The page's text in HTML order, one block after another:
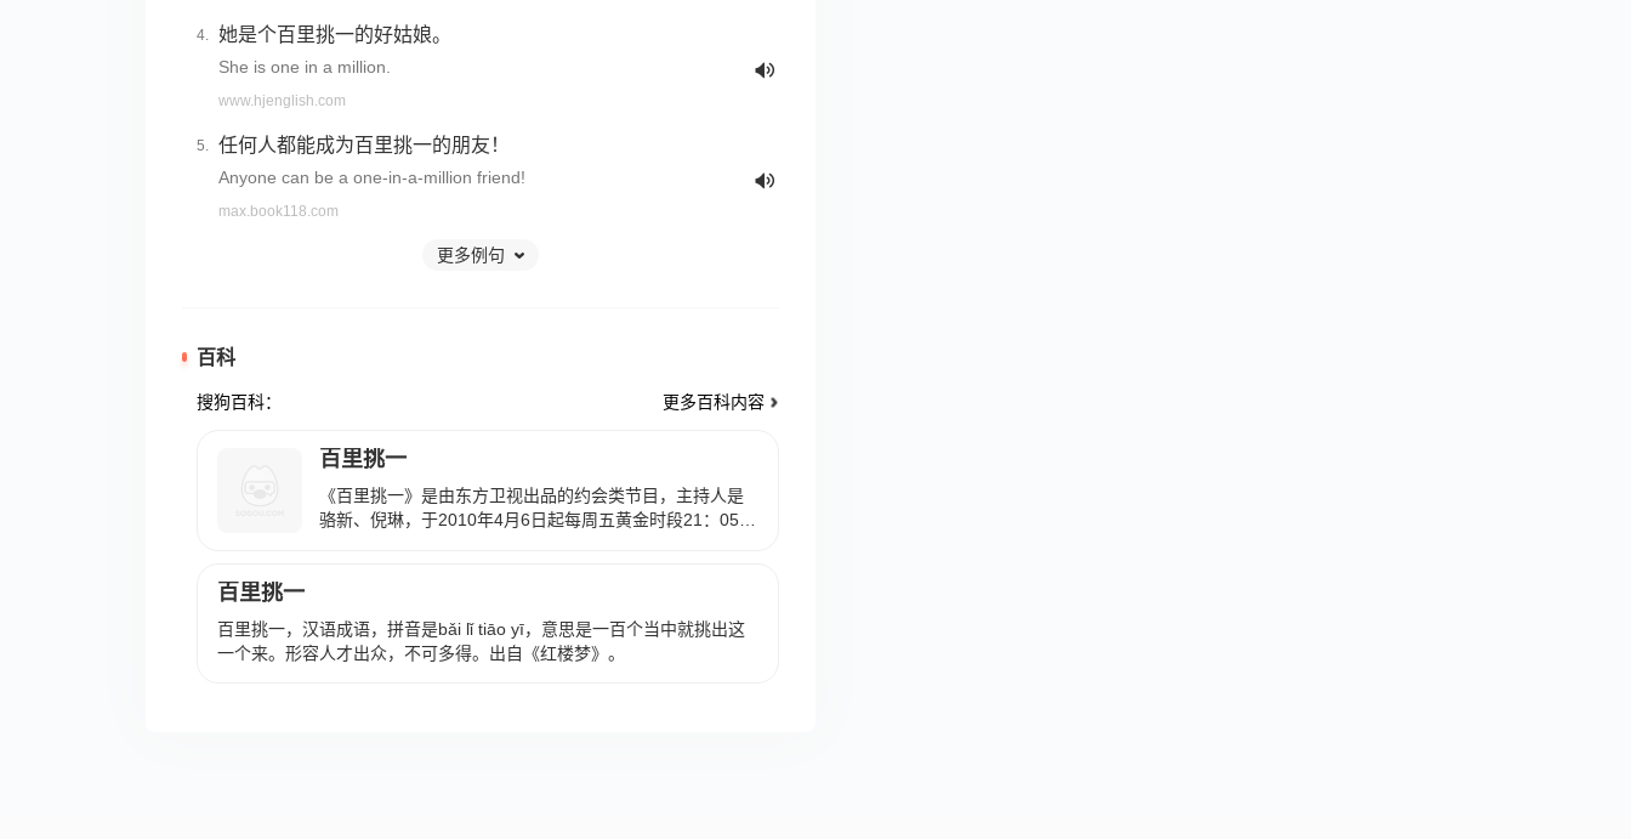
她是个百里挑一的好姑娘。
She is one in a million.
www.hjenglish.com
任何人都能成为百里挑一的朋友！
Anyone can be a one-in-a-million friend!
max.book118.com
更多例句
百科
搜狗百科： 更多百科内容
百里挑一
《百里挑一》是由东方卫视出品的约会类节目，主持人是
骆新、倪琳，于2010年4月6日起每周五黄金时段21：05播
后，每期节目由50位现场和50位在线女嘉宾组成，出场男
嘉宾必须获得70%以上的票数，才有机会进一步和女嘉宾
交流，通过初步认可的男嘉宾还要接受台上6位女嘉宾的三
百里挑一
百里挑一，汉语成语，拼音是bǎi lǐ tiāo yī，意思是一百个当中就挑出这
一个来。形容人才出众，不可多得。出自《红楼梦》。